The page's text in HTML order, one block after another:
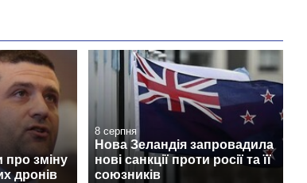
про зміну
дронів
8 серпня
Нова Зеландія запровадила
нові санкції проти росії та її
союзників